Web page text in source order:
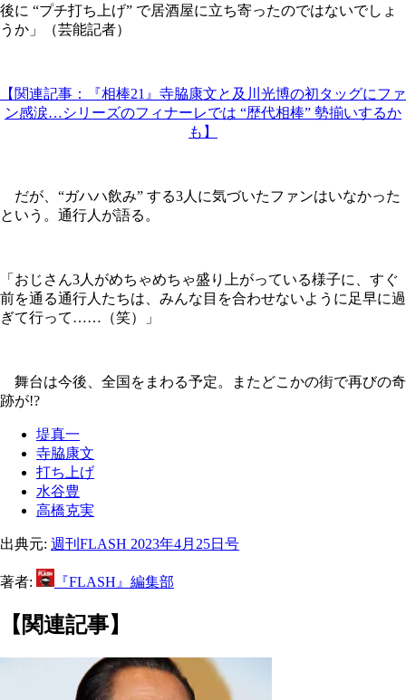
後に “プチ打ち上げ” で居酒屋に立ち寄ったのではないでしょ
うか」（芸能記者）
【関連記事：『相棒21』寺脇康文と及川光博の初タッグにファ
ン感涙…シリーズのフィナーレでは “歴代相棒” 勢揃いするか
も】
だが、“ガハハ飲み” する3人に気づいたファンはいなかった
という。通行人が語る。
「おじさん3人がめちゃめちゃ盛り上がっている様子に、すぐ
前を通る通行人たちは、みんな目を合わせないように足早に過
ぎて行って……（笑）」
舞台は今後、全国をまわる予定。またどこかの街で再びの奇
跡が!?
堤真一
寺脇康文
打ち上げ
水谷豊
高橋克実
出典元: 週刊FLASH 2023年4月25日号
著者: 『FLASH』編集部
【関連記事】